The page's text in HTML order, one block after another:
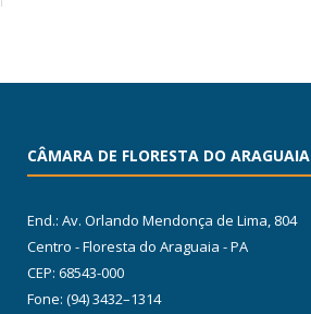
CÂMARA DE FLORESTA DO ARAGUAIA
End.: Av. Orlando Mendonça de Lima, 804
Centro - Floresta do Araguaia - PA
CEP: 68543-000
Fone: (94) 3432–1314